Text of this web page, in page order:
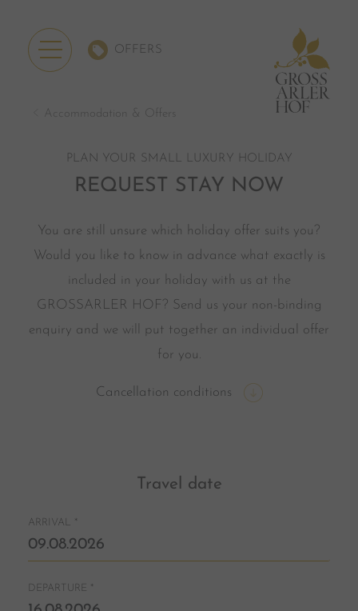
OFFERS
Accommodation & Offers
PLAN YOUR SMALL LUXURY HOLIDAY
REQUEST STAY NOW
You are still unsure which holiday offer suits you?
Would you like to know in advance what exactly is
included in your holiday with us at the
GROSSARLER HOF? Send us your non-binding
enquiry and we will put together an individual offer
for you.
Cancellation conditions
Travel date
ARRIVAL *
DEPARTURE *